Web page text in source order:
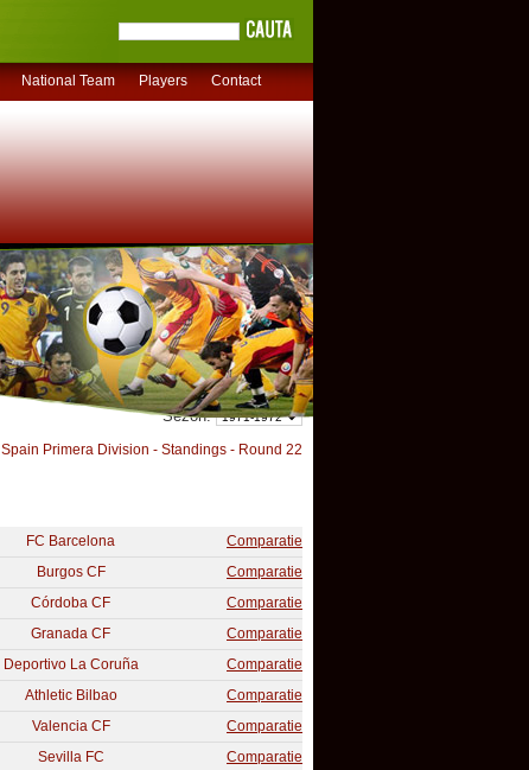
National Team Players Contact
Sezon:
Spain Primera Division - Standings - Round 22
FC Barcelona
Comparatie
Burgos CF
Comparatie
Córdoba CF
Comparatie
Granada CF
Comparatie
Deportivo La Coruña
Comparatie
Athletic Bilbao
Comparatie
Valencia CF
Comparatie
Sevilla FC
Comparatie